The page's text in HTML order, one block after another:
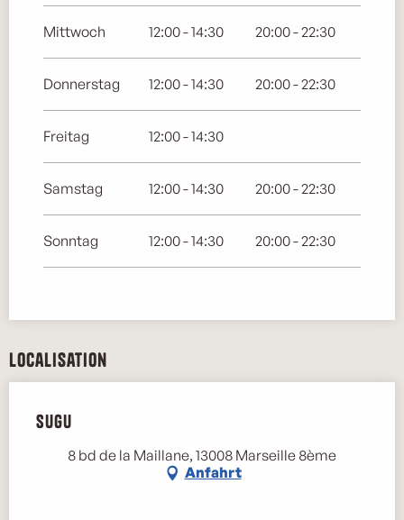
Mittwoch 12:00 - 14:30 20:00 - 22:30
Donnerstag 12:00 - 14:30 20:00 - 22:30
Freitag 12:00 - 14:30
Samstag 12:00 - 14:30 20:00 - 22:30
Sonntag 12:00 - 14:30 20:00 - 22:30
Localisation
Sugu
8 bd de la Maillane, 13008 Marseille 8ème
Anfahrt